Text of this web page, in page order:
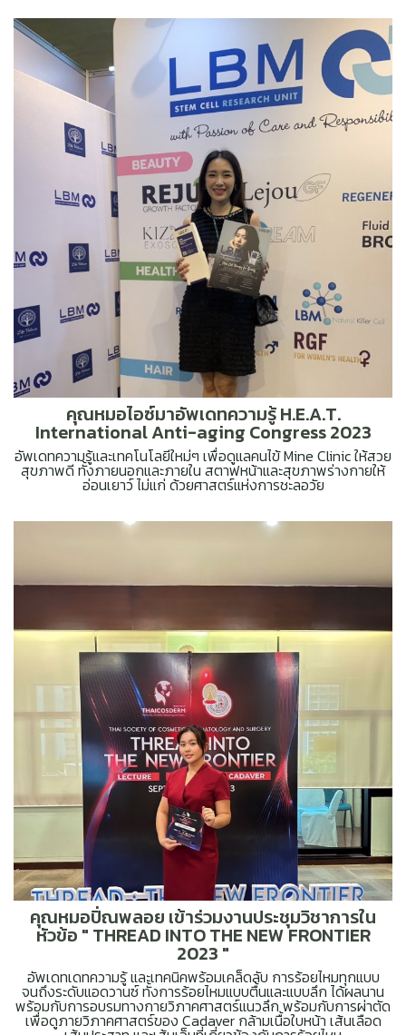
คุณหมอไอซ์มาอัพเดทความรู้ H.E.A.T.
International Anti-aging Congress 2023
อัพเดทความรู้และเทคโนโลยีใหม่ๆ เพื่อดูแลคนไข้ Mine Clinic ให้สวย
สุขภาพดี ทั้งภายนอกและภายใน สตาฟหน้าและสุขภาพร่างกายให้
อ่อนเยาว์ ไม่แก่ ด้วยศาสตร์แห่งการชะลอวัย
คุณหมอปิ่ณพลอย เข้าร่วมงานประชุมวิชาการใน
หัวข้อ " THREAD INTO THE NEW FRONTIER
2023 "
อัพเดทเดทความรู้ และเทคนิคพร้อมเคล็ดลับ การร้อยไหมทุกแบบ
จนถึงระดับแอดวานซ์ ทั้งการร้อยไหมแบบตื้นและแบบลึก ได้ผลนาน
พร้อมกับการอบรมทางกายวิภาคศาสตร์แนวลึก พร้อมกับการผ่าตัด
เพื่อดูภายวิภาคศาสตร์ของ Cadaver กล้ามเนื้อใบหน้า เส้นเลือด